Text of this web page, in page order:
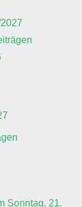
Sonntag, 21.